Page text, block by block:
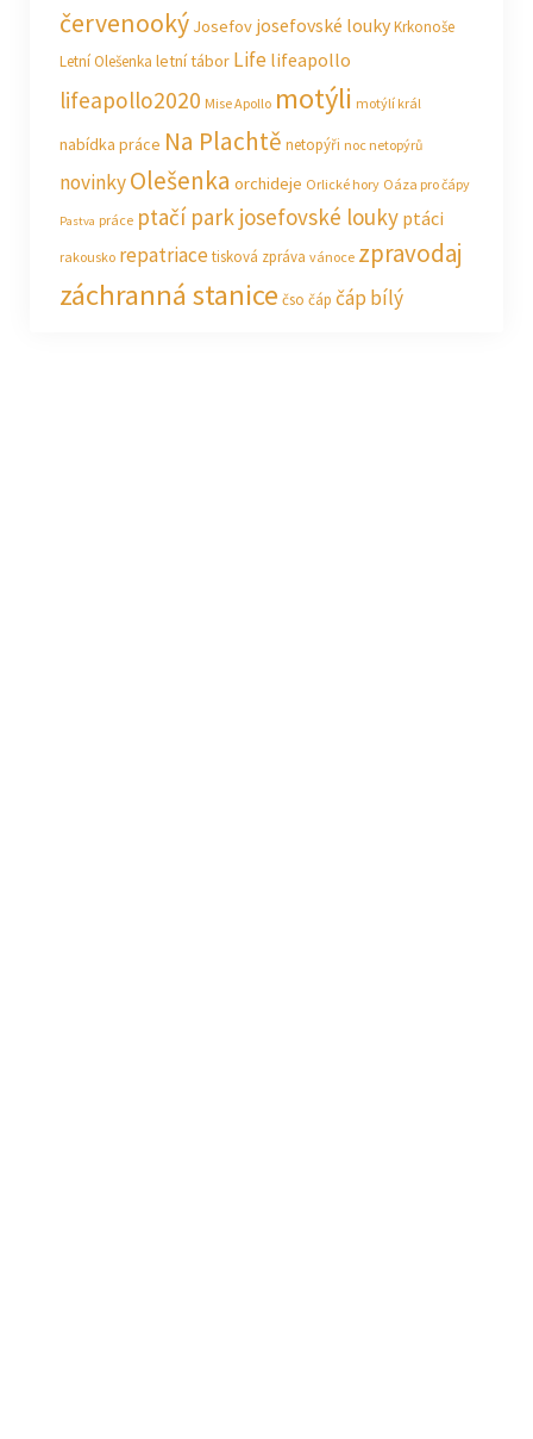
červenooký Josefov josefovské loukyKrkonoše
Letní Olešenka letní tábor Life lifeapollo
lifeapollo2020 Mise Apollo motýli motýlí král
nabídka práce Na Plachtě netopýři noc netopýrů
novinkyOlešenka orchideje Orlické hory Oáza pro čápy
Pastva práce ptačí park josefovské louky ptáci
rakousko repatriacetisková zpráva vánoce zpravodaj
záchranná stanice čso čáp čáp bílý